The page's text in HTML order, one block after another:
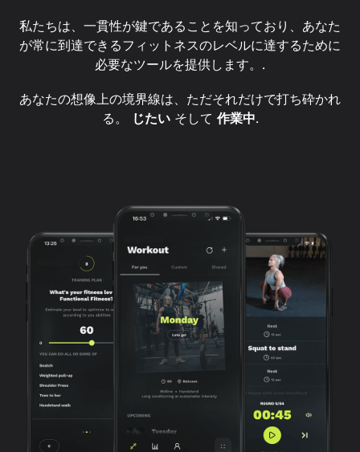
私たちは、一貫性が鍵であることを知っており、あなた
が常に到達できるフィットネスのレベルに達するために
必要なツールを提供します。.
あなたの想像上の境界線は、ただそれだけで打ち砕かれ
る。
じたいそして 作業中.